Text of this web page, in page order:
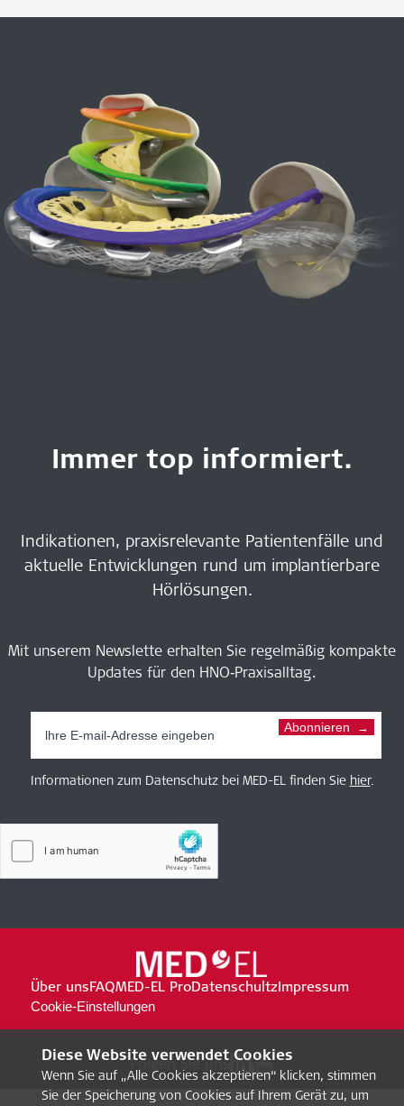
Immer top informiert.
Indikationen, praxisrelevante Patientenfälle und
aktuelle Entwicklungen rund um implantierbare
Hörlösungen.
Mit unserem Newslette erhalten Sie regelmäßig kompakte
Updates für den HNO‑Praxisalltag.
Abonnieren
Informationen zum Datenschutz bei MED-EL finden Sie hier.
Über unsFAQMED-EL ProDatenschultzImpressum
Cookie-Einstellungen
Folgen Sie uns
Diese Website verwendet Cookies
Wenn Sie auf „Alle Cookies akzeptieren“ klicken, stimmen
Sie der Speicherung von Cookies auf Ihrem Gerät zu, um